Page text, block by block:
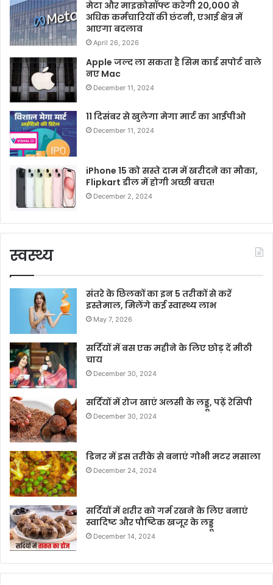
मेटा और माइक्रोसॉफ्ट करेगी 20,000 से
अधिक कर्मचारियों की छंटनी, एआई क्षेत्र में
आएगा बदलाव
April 26, 2026
Apple जल्द ला सकता है सिम कार्ड सपोर्ट वाले
नए Mac
December 11, 2024
11 दिसंबर से खुलेगा मेगा मार्ट का आईपीओ
December 11, 2024
iPhone 15 को सस्ते दाम में खरीदने का मौका,
Flipkart डील में होगी अच्छी बचत!
December 2, 2024
स्वस्थ्य
संतरे के छिलकों का इन 5 तरीकों से करें
इस्तेमाल, मिलेंगे कई स्वास्थ्य लाभ
May 7, 2026
सर्दियों में बस एक महीने के लिए छोड़ दें मीठी
चाय
December 30, 2024
सर्दियों में रोज खाएं अलसी के लड्डू, पढ़ें रेसिपी
December 30, 2024
डिनर में इस तरीके से बनाएं गोभी मटर मसाला
December 24, 2024
सर्दियों में शरीर को गर्म रखने के लिए बनाएं
स्वादिष्ट और पौष्टिक खजूर के लड्डू
December 14, 2024